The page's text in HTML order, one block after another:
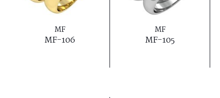
MF
MF-106
MF
MF-105